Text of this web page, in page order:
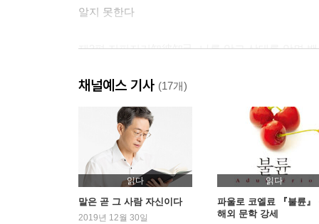
알지 못한다
제3편 지피지기知彼知己, 나를 알고 상대를 알면
귀하게 여기는 것을 주라 | 꼭 필요한 가르침을 담
제4편 언어유희言語遊戱, 유머와 감성으로 통하라
질질 끌지 말고 유머로 끝내라 | 허황된 말에는 더
제5편 우화우언寓話寓言, 이야기로써 풍자와 교훈
권위 있는 자의 힘을 업어라 | 감정이입할 수
호기심을 유발하라
채널예스 기사 (17개)
읽다
말은 곧 그 사람 자신이다
2019년 12월 30일
읽다
파울로 코엘료 『불륜』
해외 문학 강세